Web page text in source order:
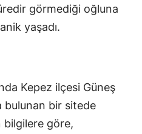
görmediği oğluna
yaşadı.
Kepez ilçesi Güneş
bulunan bir sitede
bilgilere göre,